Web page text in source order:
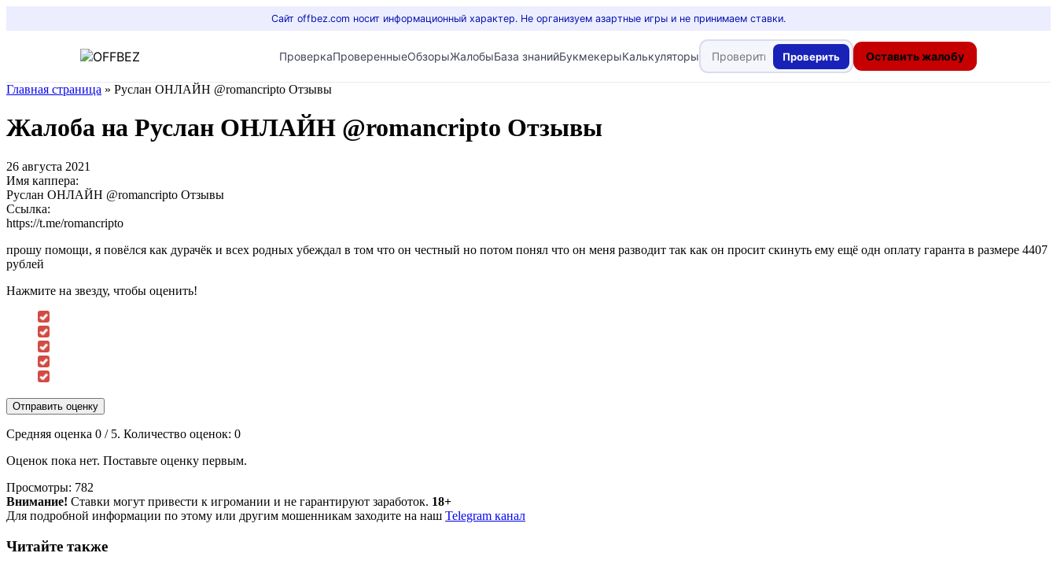
Сайт offbez.com носит информационный характер. Не организуем азартные игры и не принимаем ставки.
ПроверкаПроверенныеОбзорыЖалобыБаза знанийБукмекерыКалькуляторы Проверить Оставить жалобу
Главная страница » Руслан ОНЛАЙН @romancripto Отзывы
Жалоба на Руслан ОНЛАЙН @romancripto Отзывы
26 августа 2021
Имя каппера:
Руслан ОНЛАЙН @romancripto Отзывы
Ссылка:
https://t.me/romancripto
прошу помощи, я повёлся как дурачёк и всех родных убеждал в том что он честный но потом понял что он меня разводит так как он просит скинуть ему ещё одн оплату гаранта в размере 4407
рублей
Нажмите на звезду, чтобы оценить!
Отправить оценку
Средняя оценка 0 / 5. Количество оценок: 0
Оценок пока нет. Поставьте оценку первым.
Просмотры: 782
Внимание! Ставки могут привести к игромании и не гарантируют заработок. 18+
Для подробной информации по этому или другим мошенникам заходите на наш Telegram канал
Читайте также